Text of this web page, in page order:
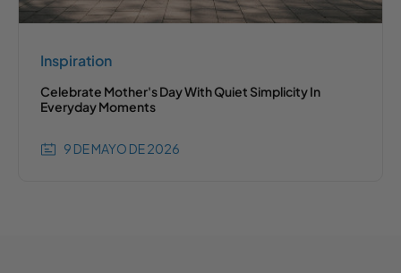
Inspiration
Celebrate Mother's Day With Quiet Simplicity In
Everyday Moments
9 DE MAYO DE 2026